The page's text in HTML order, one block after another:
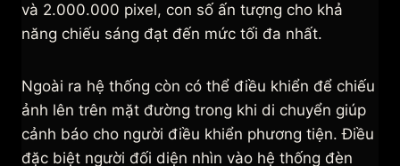
và 2.000.000 pixel, con số ấn tượng cho khả
năng chiếu sáng đạt đến mức tối đa nhất.
Ngoài ra hệ thống còn có thể điều khiển để chiếu
ảnh lên trên mặt đường trong khi di chuyển giúp
cảnh báo cho người điều khiển phương tiện. Điều
đặc biệt người đối diện nhìn vào hệ thống đèn